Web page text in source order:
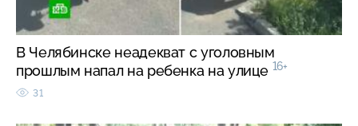
В Челябинске неадекват с уголовным
прошлым напал на ребенка на улице 16+
31